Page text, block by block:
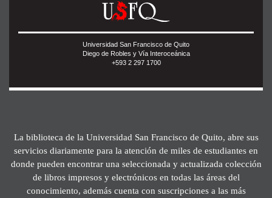
Universidad San Francisco de Quito
Diego de Robles y Vía Interoceánica
+593 2 297 1700
La biblioteca de la Universidad San Francisco de Quito, abre sus
servicios diariamente para la atención de miles de estudiantes en
donde pueden encontrar una seleccionada y actualizada colección
de libros impresos y electrónicos en todas las áreas del
conocimiento, además cuenta con suscripciones a las más